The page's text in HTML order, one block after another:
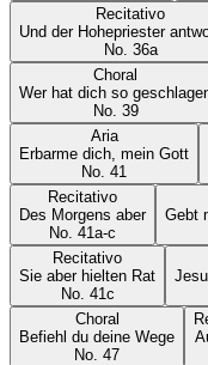
Recitativo
Und der Hohepriester
No. 36a
Choral
Wer hat dich so
No. 39
Aria
Erbarme dich, mein Gott
No. 41
Recitativo
Des Morgens aber
No. 41a-c
Gebt
Recitativo
Sie aber hielten Rat
No. 41c
Choral
Befiehl du deine Wege
No. 47